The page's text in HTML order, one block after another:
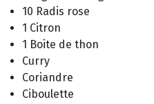
10 Radis rose
1 Citron
1 Boite de thon
Curry
Coriandre
Ciboulette